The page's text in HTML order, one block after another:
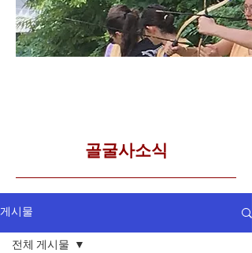
​골굴사소식
게시물
전체 게시물